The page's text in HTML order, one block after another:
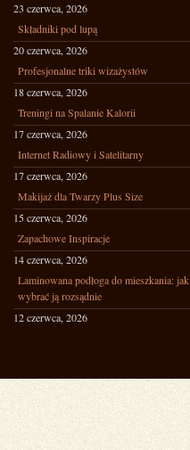
23 czerwca, 2026
Składniki pod lupą
20 czerwca, 2026
Profesjonalne triki wizażystów
18 czerwca, 2026
Treningi na Spalanie Kalorii
17 czerwca, 2026
Internet Radiowy i Satelitarny
17 czerwca, 2026
Makijaż dla Twarzy Plus Size
15 czerwca, 2026
Zapachowe Inspiracje
14 czerwca, 2026
Laminowana podłoga do mieszkania: jak
wybrać ją rozsądnie
12 czerwca, 2026